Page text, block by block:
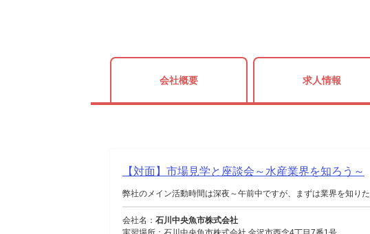
会社概要 求人情報
【対面】市場見学と座談会～水産業界を知ろう～
弊社のメイン活動時間は深夜～午前中ですが、まずは業界を知り
会社名： 石川中央魚市株式会社